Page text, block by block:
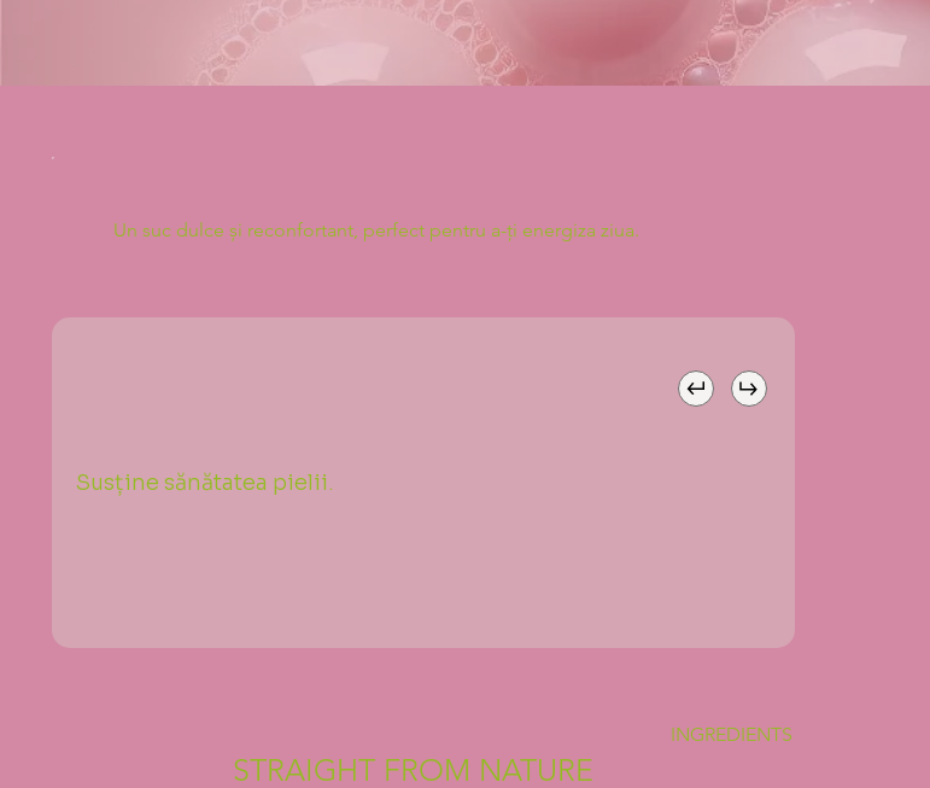
Un suc dulce și reconfortant, perfect pentru a-ți energiza ziua.
Susține sănătatea pielii.
INGREDIENTS
STRAIGHT FROM NATURE